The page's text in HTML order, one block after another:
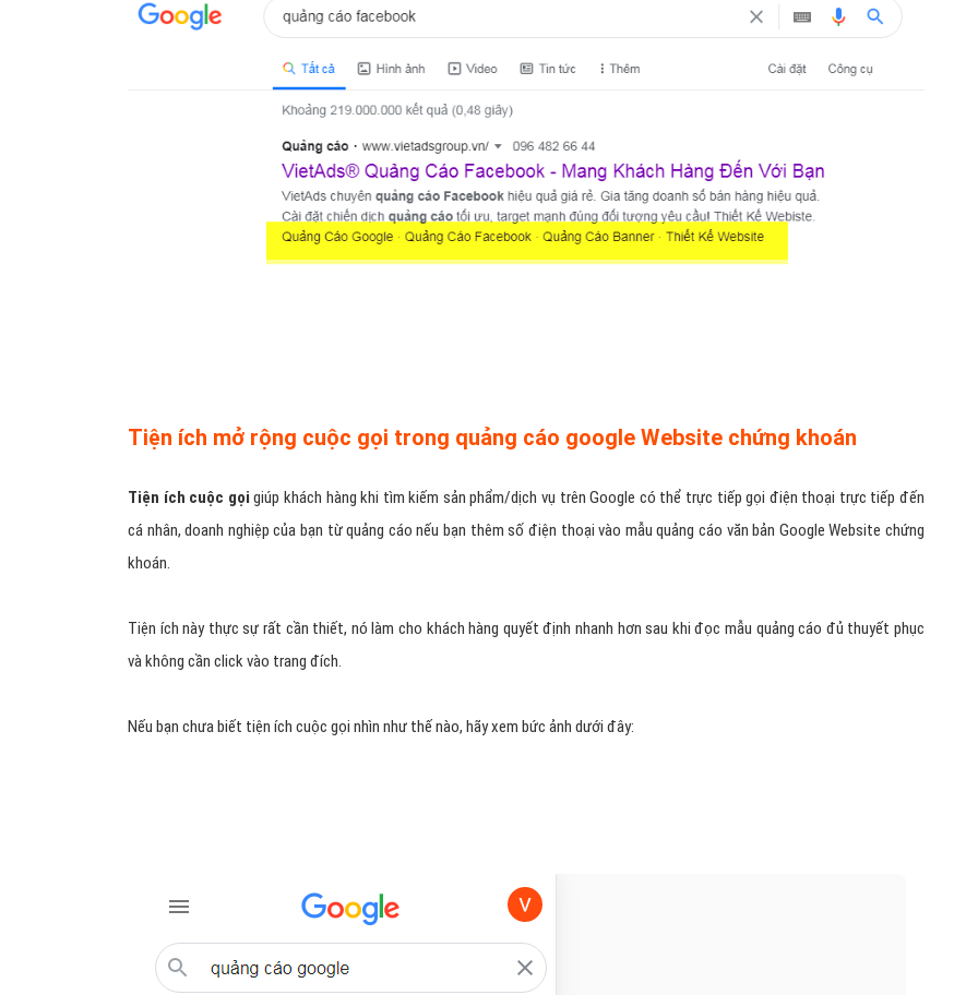
Tiện ích mở rộng cuộc gọi trong quảng cáo google Website chứng khoán
Tiện ích cuộc gọi giúp khách hàng khi tìm kiếm sản phẩm/dịch vụ trên Google có thể trực tiếp gọi điện thoại trực tiếp đến
cá nhân, doanh nghiệp của bạn từ quảng cáo nếu bạn thêm số điện thoại vào mẫu quảng cáo văn bản Google Website chứng
khoán.
Tiện ích này thực sự rất cần thiết, nó làm cho khách hàng quyết định nhanh hơn sau khi đọc mẫu quảng cáo đủ thuyết phục
và không cần click vào trang đích.
Nếu bạn chưa biết tiện ích cuộc gọi nhìn như thế nào, hãy xem bức ảnh dưới đây: